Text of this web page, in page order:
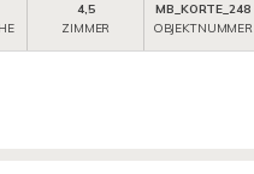
4,5
ZIMMER
MB_KORTE_248
OBJEKTNUMMER